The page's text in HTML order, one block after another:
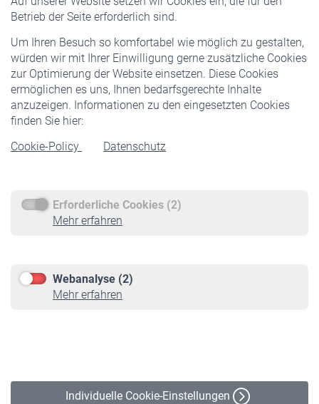
Betrieb der Seite erforderlich sind.
Um Ihren Besuch so komfortabel wie möglich zu gestalten,
würden wir mit Ihrer Einwilligung gerne zusätzliche Cookies
zur Optimierung der Website einsetzen. Diese Cookies
ermöglichen es uns, Ihnen bedarfsgerechte Inhalte
anzuzeigen. Informationen zu den eingesetzten Cookies
finden Sie hier:
Cookie-Policy
Datenschutz
Erforderliche Cookies (2)
Mehr erfahren
Webanalyse (2)
Mehr erfahren
Individuelle Cookie-Einstellungen
Pflichtversicherung
Staatliche Förderung
Veranstaltungen
Rentner
Rentenbeginn
Rente beantragen
Service
Informationen
Online-Rechner
VBLnewsletter
Erklärung zur Barrierefreiheit